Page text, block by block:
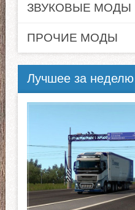
ЗВУКОВЫЕ МОДЫ
ПРОЧИЕ МОДЫ
Лучшее за неделю